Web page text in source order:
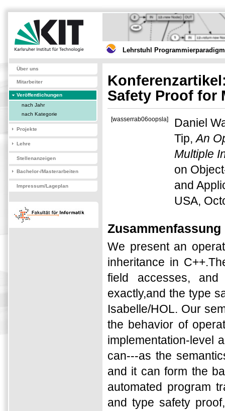
Lehrstuhl
Über uns
Mitarbeiter
Veröffentlichungen
nach Jahr
nach Kategorie
Projekte
Lehre
Stellenanzeigen
Bachelor-/Masterarbeiten
Impressum/Lageplan
Safety Proof for
[wasserrab06oopsla]
Daniel
Tip,An
Multiple
on
and
USA,
Zusammenfassung
We present an
inheritance in
field accesses,
exactly,and the type
Isabelle/HOL. Our
the behavior of
implementation-level
can---as the
and it can form the
automated program
and type safety